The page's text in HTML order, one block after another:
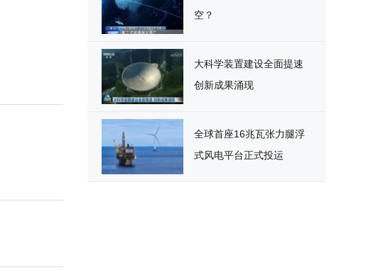
空？
大科学装置建设全面提速
创新成果涌现
全球首座16兆瓦张力腿浮
式风电平台正式投运